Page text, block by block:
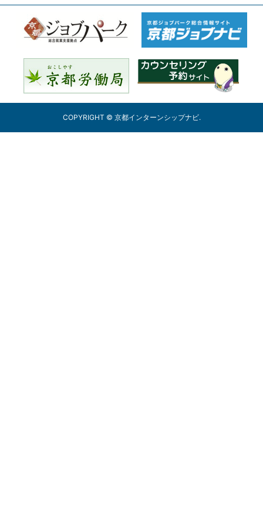
COPYRIGHT © 京都インターンシップナビ.